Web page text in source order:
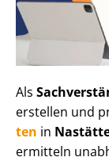
Als
erstellen und
ten in
ermitteln